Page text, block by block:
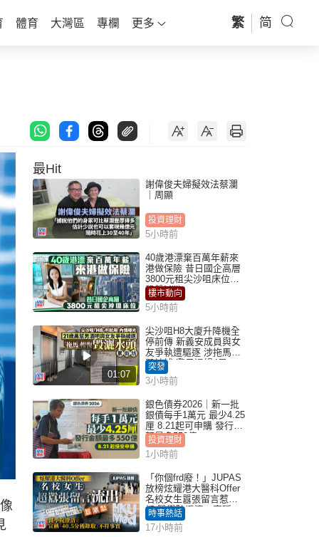
體育 大灣區 專欄 更多 繁 简
最Hit
謝偉俊夫婦擬效法蔡瀾
｜周顯
投資理財
5小時前
40歲港漂棄百萬年薪來
港做保險 昔日國企高層
3800元租尖沙咀床位｜
租盤Million
樓市動向
5小時前
01:07
尖沙咀H8大廈升降機全
停前傳 新義安成員與女
友爭執遭驅逐 涉拖馬刑
毀被捕 警另通緝4男
突發
3小時前
銀色債券2026｜新一批
銀債每手1萬元 最少4.25
厘 8.21起可申購 發行金
額最多550億
投資理財
1小時前
「你個frd廢！」JUPAS
放榜炫耀港大醫科Offer
名校女生囂張留言惹眾
怒 醫學院澄清：宣稱
「40.5分獲錄取」不符事
實｜Juicy叮
時事熱話
17小時前